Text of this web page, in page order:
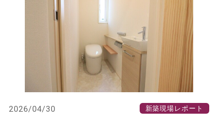
2026/04/30 新築現場レポート